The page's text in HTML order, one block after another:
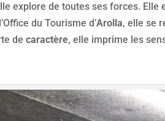
explore de toutes ses forces. Elle
du Tourisme d’Arolla, elle se
decaractère, elle imprime les